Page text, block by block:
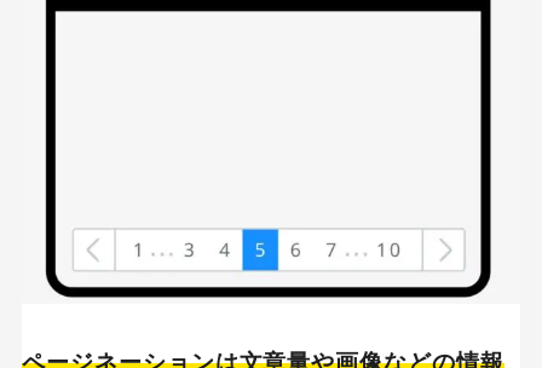
ページネーションは文章量や画像などの情報